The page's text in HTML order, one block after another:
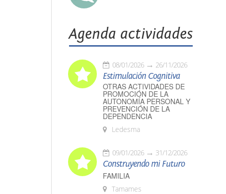
Agenda actividades
08/01/2026 26/11/2026
Estimulación Cognitiva
OTRAS ACTIVIDADES DE
PROMOCIÓN DE LA
AUTONOMÍA PERSONAL Y
PREVENCIÓN DE LA
DEPENDENCIA
Ledesma
09/01/2026 31/12/2026
Construyendo mi Futuro
FAMILIA
Tamames